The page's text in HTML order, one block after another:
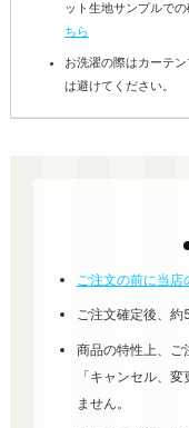
ット生地サンプルで
ちら
お洗濯の際はカーテ
は避けてください。
ご注文の前に当店
ご注文確定後、約
商品の特性上、ご
「キャンセル、
ません。